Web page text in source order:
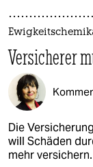
Versicherer
Die
will Schäden
mehr versichern.